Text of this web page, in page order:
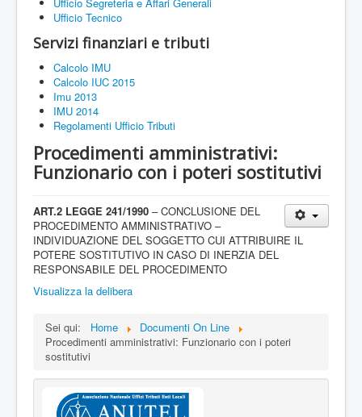
Ufficio Tecnico
Servizi finanziari e tributi
Calcolo IMU
Calcolo IUC 2015
Imu 2013
IMU 2014
Regolamenti Ufficio Tributi
Procedimenti amministrativi:
Funzionario con i poteri sostitutivi
ART.2 LEGGE 241/1990 – CONCLUSIONE DEL
PROCEDIMENTO AMMINISTRATIVO –
INDIVIDUAZIONE DEL SOGGETTO CUI ATTRIBUIRE IL
POTERE SOSTITUTIVO IN CASO DI INERZIA DEL
RESPONSABILE DEL PROCEDIMENTO
Visualizza la delibera
Sei qui: Home
Documenti On Line
Procedimenti amministrativi: Funzionario con i poteri
sostitutivi